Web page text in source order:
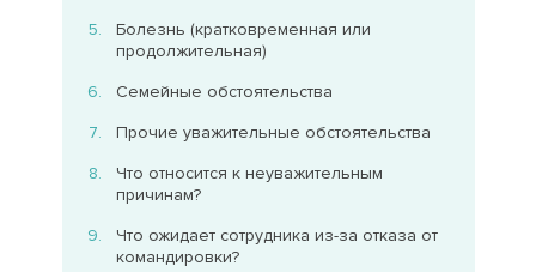
Болезнь (кратковременная или
продолжительная)
Семейные обстоятельства
Прочие уважительные обстоятельства
Что относится к неуважительным
причинам?
Что ожидает сотрудника из-за отказа от
командировки?